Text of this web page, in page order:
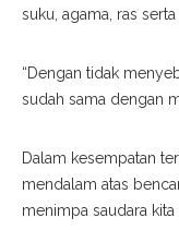
suku, agama, ras
“Dengan tidak
sudah sama dengan
Dalam kesempatan
mendalam atas
menimpa saudara